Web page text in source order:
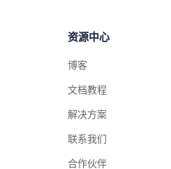
资源中心
博客
文档教程
解决方案
联系我们
合作伙伴